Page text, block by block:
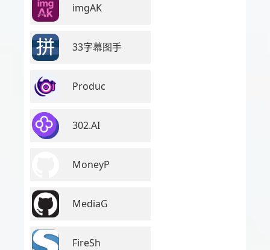
imgAK
33字幕图手
Produc
302.AI
MoneyP
MediaG
FireSh